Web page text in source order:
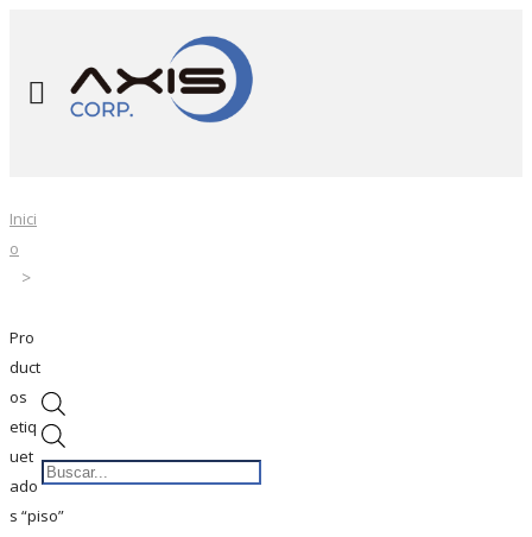
de
Inici
o
Pro
duct
os
etiq
uet
ado
s “piso”